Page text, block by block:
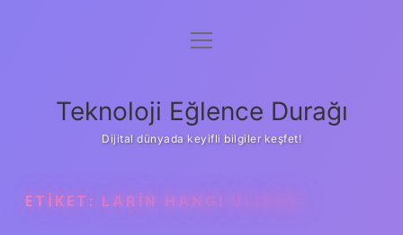
Anasayfa
Yasal Uyarı
menüyü
Teknoloji Eğlence Durağı
Dijital dünyada keyifli bilgiler keşfet!
ETIKET: LARIN HANGI ÜLKEDE